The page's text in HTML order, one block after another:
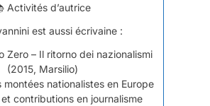
Activités d’autrice
est aussi écrivaine :
Zero – Il ritorno dei nazionalismi
(2015, Marsilio)
nationalistes en Europe
contributions en journalisme